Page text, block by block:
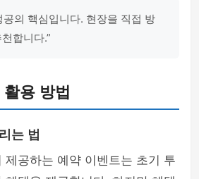
공의 핵심입니다. 현장을 직접 방
합니다.”
용 방법
는 법
제공하는 예약 이벤트는 초기 투